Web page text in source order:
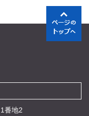
番地2